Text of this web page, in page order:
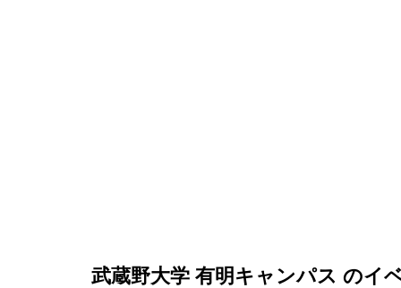
武蔵野大学 有明キャンパス のイ